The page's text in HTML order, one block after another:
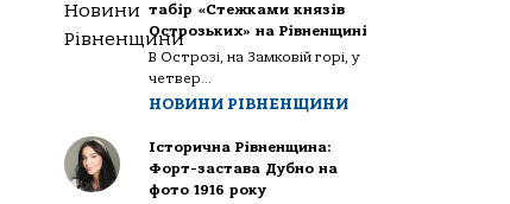
табір «Стежками князів
Острозьких» на Рівненщині
В Острозі, на Замковій горі, у
четвер...
НОВИНИ РІВНЕНЩИНИ
Історична Рівненщина:
Форт-застава Дубно на
фото 1916 року